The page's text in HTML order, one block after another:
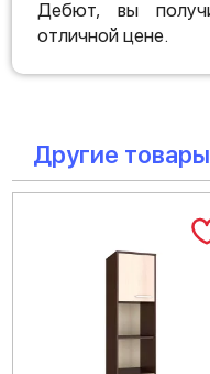
Дебют, вы
отличной цене.
Другие